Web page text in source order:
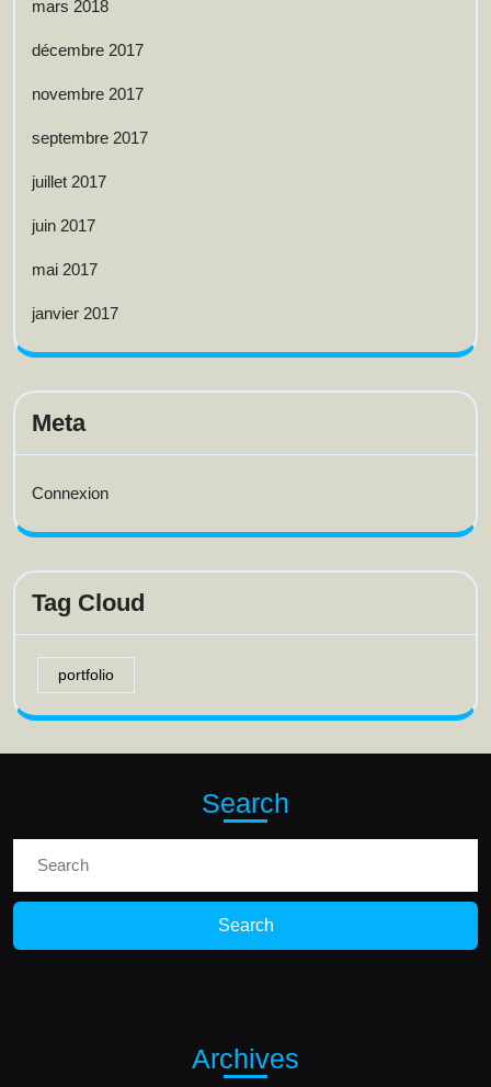
mars 2018
décembre 2017
novembre 2017
septembre 2017
juillet 2017
juin 2017
mai 2017
janvier 2017
Meta
Connexion
Tag Cloud
portfolio
Search
Archives